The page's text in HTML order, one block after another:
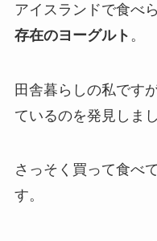
アイスランドで食べ
存在のヨーグルト 。
田舎暮らしの私です
ているのを発見しまし
さっそく買って食べ
す。